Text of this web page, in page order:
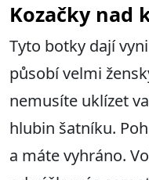
Kozačky nad
Tyto botky dají
působí velmi
nemusíte uklízet
hlubin šatníku.
a máte vyhráno.